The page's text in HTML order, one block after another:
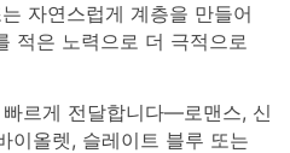
자연스럽게 계층을 만들어
적은 노력으로 더 극적으로
르게 전달합니다—로맨스, 신
올렛, 슬레이트 블루 또는